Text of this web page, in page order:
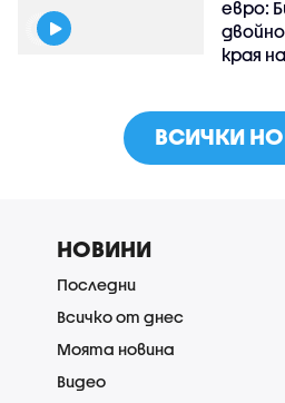
евро:
края
ВСИЧКИ
НОВИНИ
Последни
Всичко от днес
Моята новина
Видео